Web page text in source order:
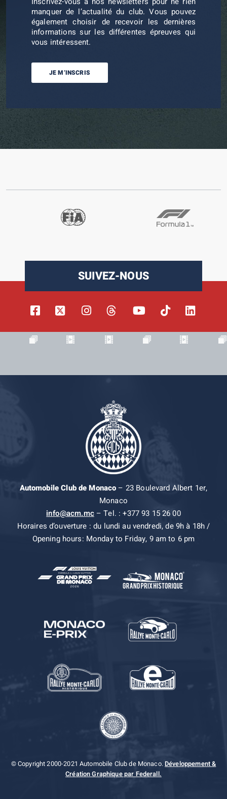
manquer de l’actualité du club. Vous pouvez
également choisir de recevoir les dernières
informations sur les différentes épreuves qui
vous intéressent.
JE M’INSCRIS
SUIVEZ-NOUS
Automobile Club de Monaco– 23 Boulevard Albert 1er,
Monaco
info@acm.mc– Tel. : +377 93 15 26 00
Horaires d’ouverture : du lundi au vendredi, de 9h à 18h /
Opening hours: Monday to Friday, 9 am to 6 pm
© Copyright 2000-2021 Automobile Club de Monaco.Développement &
Création Graphique par Federall.